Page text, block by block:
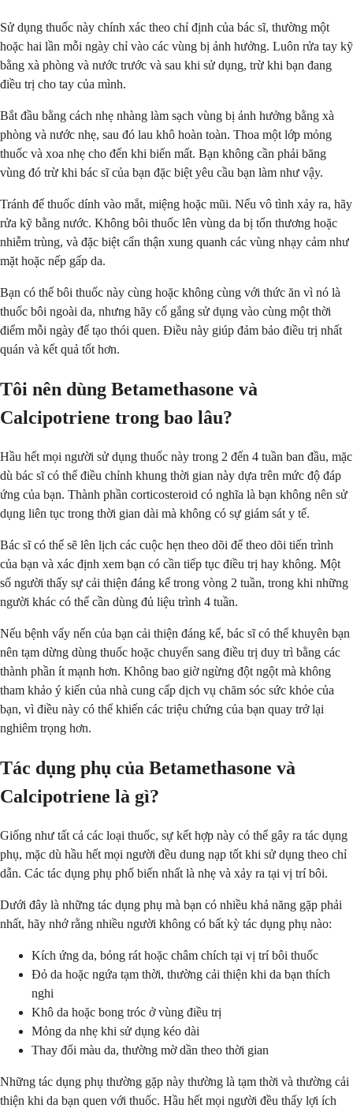
Sử dụng thuốc này chính xác theo chỉ định của bác sĩ, thường một
hoặc hai lần mỗi ngày chỉ vào các vùng bị ảnh hưởng. Luôn rửa tay kỹ
bằng xà phòng và nước trước và sau khi sử dụng, trừ khi bạn đang
điều trị cho tay của mình.
Bắt đầu bằng cách nhẹ nhàng làm sạch vùng bị ảnh hưởng bằng xà
phòng và nước nhẹ, sau đó lau khô hoàn toàn. Thoa một lớp mỏng
thuốc và xoa nhẹ cho đến khi biến mất. Bạn không cần phải băng
vùng đó trừ khi bác sĩ của bạn đặc biệt yêu cầu bạn làm như vậy.
Tránh để thuốc dính vào mắt, miệng hoặc mũi. Nếu vô tình xảy ra, hãy
rửa kỹ bằng nước. Không bôi thuốc lên vùng da bị tổn thương hoặc
nhiễm trùng, và đặc biệt cẩn thận xung quanh các vùng nhạy cảm như
mặt hoặc nếp gấp da.
Bạn có thể bôi thuốc này cùng hoặc không cùng với thức ăn vì nó là
thuốc bôi ngoài da, nhưng hãy cố gắng sử dụng vào cùng một thời
điểm mỗi ngày để tạo thói quen. Điều này giúp đảm bảo điều trị nhất
quán và kết quả tốt hơn.
Tôi nên dùng Betamethasone và
Calcipotriene trong bao lâu?
Hầu hết mọi người sử dụng thuốc này trong 2 đến 4 tuần ban đầu, mặc
dù bác sĩ có thể điều chỉnh khung thời gian này dựa trên mức độ đáp
ứng của bạn. Thành phần corticosteroid có nghĩa là bạn không nên sử
dụng liên tục trong thời gian dài mà không có sự giám sát y tế.
Bác sĩ có thể sẽ lên lịch các cuộc hẹn theo dõi để theo dõi tiến trình
của bạn và xác định xem bạn có cần tiếp tục điều trị hay không. Một
số người thấy sự cải thiện đáng kể trong vòng 2 tuần, trong khi những
người khác có thể cần dùng đủ liệu trình 4 tuần.
Nếu bệnh vẩy nến của bạn cải thiện đáng kể, bác sĩ có thể khuyên bạn
nên tạm dừng dùng thuốc hoặc chuyển sang điều trị duy trì bằng các
thành phần ít mạnh hơn. Không bao giờ ngừng đột ngột mà không
tham khảo ý kiến của nhà cung cấp dịch vụ chăm sóc sức khỏe của
bạn, vì điều này có thể khiến các triệu chứng của bạn quay trở lại
nghiêm trọng hơn.
Tác dụng phụ của Betamethasone và
Calcipotriene là gì?
Giống như tất cả các loại thuốc, sự kết hợp này có thể gây ra tác dụng
phụ, mặc dù hầu hết mọi người đều dung nạp tốt khi sử dụng theo chỉ
dẫn. Các tác dụng phụ phổ biến nhất là nhẹ và xảy ra tại vị trí bôi.
Dưới đây là những tác dụng phụ mà bạn có nhiều khả năng gặp phải
nhất, hãy nhớ rằng nhiều người không có bất kỳ tác dụng phụ nào:
Kích ứng da, bỏng rát hoặc châm chích tại vị trí bôi thuốc
Đỏ da hoặc ngứa tạm thời, thường cải thiện khi da bạn thích
nghi
Khô da hoặc bong tróc ở vùng điều trị
Mỏng da nhẹ khi sử dụng kéo dài
Thay đổi màu da, thường mờ dần theo thời gian
Những tác dụng phụ thường gặp này thường là tạm thời và thường cải
thiện khi da bạn quen với thuốc. Hầu hết mọi người đều thấy lợi ích